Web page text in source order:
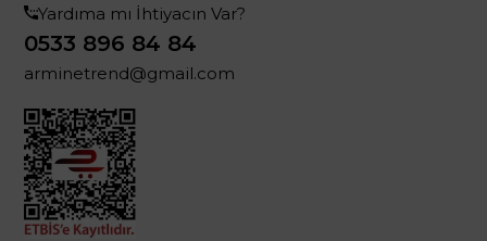
Yardıma mı İhtiyacın Var?
0533 896 84 84
arminetrend@gmail.com